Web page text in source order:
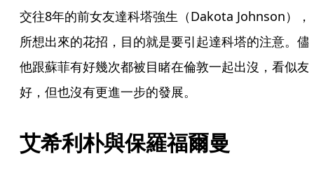
交往8年的前女友達科塔強生（Dakota Johnson），
所想出來的花招，目的就是要引起達科塔的注意。儘
他跟蘇菲有好幾次都被目睹在倫敦一起出沒，看似友
好，但也沒有更進一步的發展。
艾希利朴與保羅福爾曼